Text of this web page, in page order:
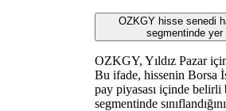
OZKGY hisse senedi
segmentinde yer
OZKGY, Yıldız Pazar
Bu ifade, hissenin Borsa
pay piyasası içinde belirli
segmentinde